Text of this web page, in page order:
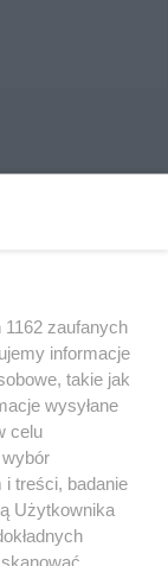
Informacyjny Miasta
HOSTING
KONTAKT
zaufanych
informacje
takie jak
wysyłane
celu
treści, badanie
Użytkownika